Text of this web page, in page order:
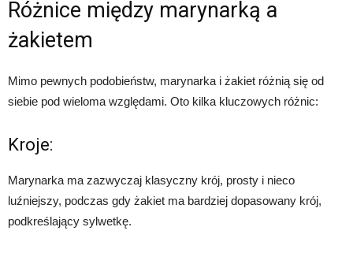
Różnice między marynarką a
żakietem
Mimo pewnych podobieństw, marynarka i żakiet różnią się od
siebie pod wieloma względami. Oto kilka kluczowych różnic:
Kroje:
Marynarka ma zazwyczaj klasyczny krój, prosty i nieco
luźniejszy, podczas gdy żakiet ma bardziej dopasowany krój,
podkreślający sylwetkę.